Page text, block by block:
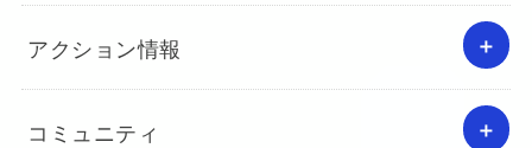
アクション情報
コミュニティ